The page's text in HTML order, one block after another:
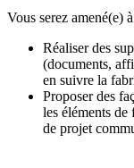
Vous serez amené(e)
Réaliser des
(documents,
en suivre la
Proposer des
les éléments
de projet